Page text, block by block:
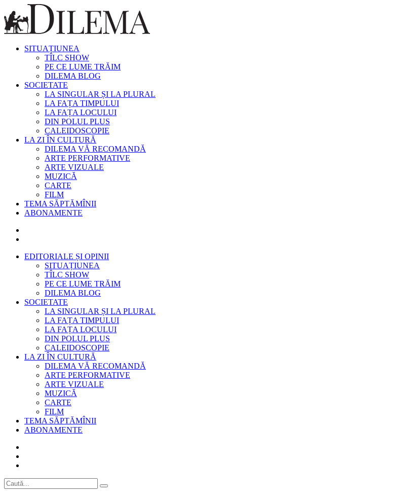
SITUAȚIUNEA
TÎLC SHOW
PE CE LUME TRĂIM
DILEMA BLOG
SOCIETATE
LA SINGULAR ȘI LA PLURAL
LA FAȚA TIMPULUI
LA FAȚA LOCULUI
DIN POLUL PLUS
CALEIDOSCOPIE
LA ZI ÎN CULTURĂ
DILEMA VĂ RECOMANDĂ
ARTE PERFORMATIVE
ARTE VIZUALE
MUZICĂ
CARTE
FILM
TEMA SĂPTĂMÎNII
ABONAMENTE
EDITORIALE ȘI OPINII
SITUAȚIUNEA
TÎLC SHOW
PE CE LUME TRĂIM
DILEMA BLOG
SOCIETATE
LA SINGULAR ȘI LA PLURAL
LA FAȚA TIMPULUI
LA FAȚA LOCULUI
DIN POLUL PLUS
CALEIDOSCOPIE
LA ZI ÎN CULTURĂ
DILEMA VĂ RECOMANDĂ
ARTE PERFORMATIVE
ARTE VIZUALE
MUZICĂ
CARTE
FILM
TEMA SĂPTĂMÎNII
ABONAMENTE